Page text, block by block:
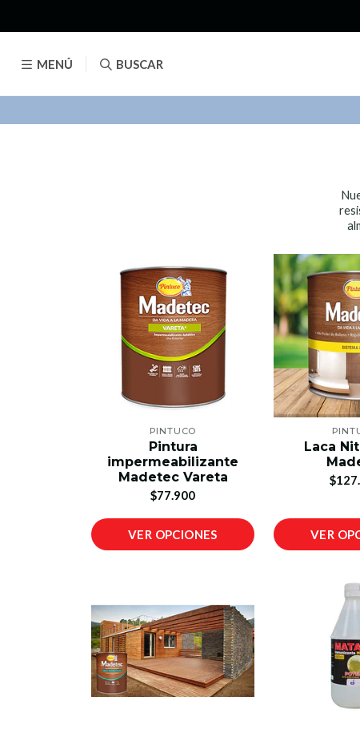
MENÚ BUSCAR
PINTUCO
Pintura
impermeabilizante
Madetec Vareta
$77.900
VER OPCIONES
Laca
VER